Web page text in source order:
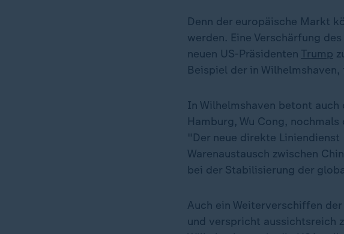
Denn der europäische Markt
werden. Eine Verschärfung
neuen US-Präsidenten Trump
Beispiel der in
In Wilhelmshaven betont
Hamburg, Wu Cong,
"Der neue direkte
Warenaustausch zwischen
bei der Stabilisierung der
Auch ein Weiterverschiffen
und verspricht aussichtsreich